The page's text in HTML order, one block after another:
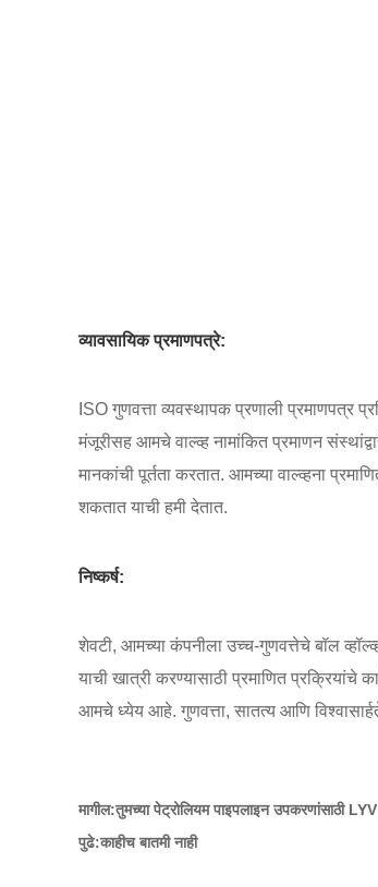
व्यावसायिक प्रमाणपत्रे:
ISO गुणवत्ता व्यवस्थापक प्रणाली प्रमाणपत्र
मंजूरीसह आमचे वाल्व्ह नामांकित प्रमाणन
मानकांची पूर्तता करतात. आमच्या वाल्व्हना
शकतात याची हमी देतात.
निष्कर्ष:
शेवटी, आमच्या कंपनीला उच्च-गुणवत्तेचे बॉल
याची खात्री करण्यासाठी प्रमाणित प्रक्रियांचे
आमचे ध्येय आहे. गुणवत्ता, सातत्य आणि
मागील:तुमच्या पेट्रोलियम पाइपलाइन उपकरणांसाठी
पुढे:काहीच बातमी नाही